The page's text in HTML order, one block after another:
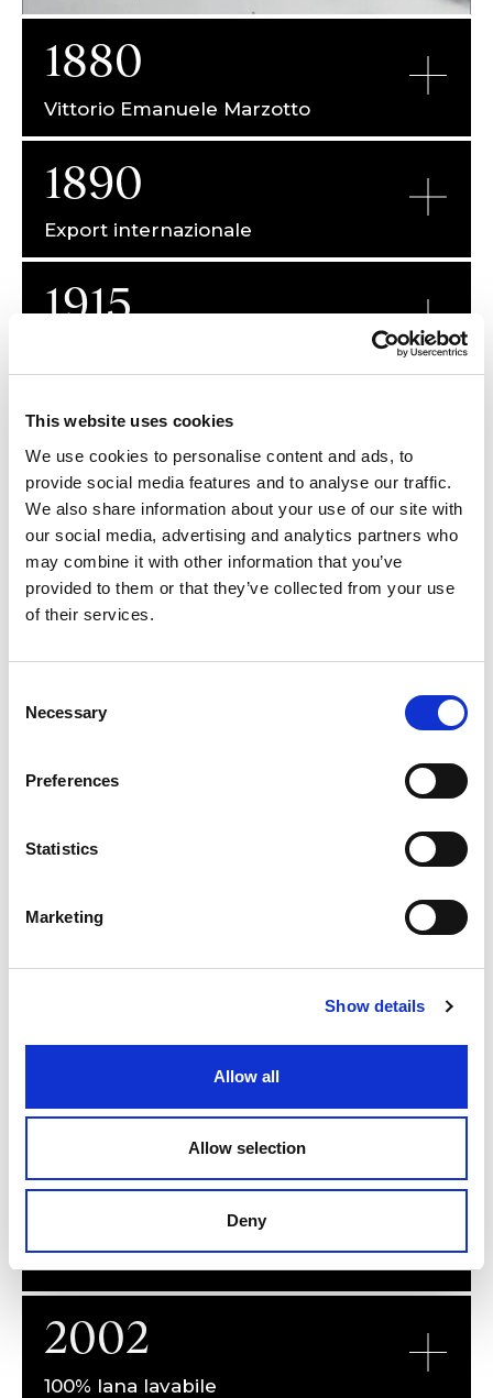
This website uses cookies
We use cookies to personalise content and ads, to
provide social media features and to analyse our traffic.
We also share information about your use of our site with
our social media, advertising and analytics partners who
may combine it with other information that you’ve
provided to them or that they’ve collected from your use
of their services.
Selection
Necessary
Preferences
Statistics
Marketing
Show details
Allow all
Allow selection
Deny
1880
Vittorio Emanuele Marzotto
1890
Export internazionale
1915
1922
Gaetano Jr.
1927
Il treno
1931
3.759 operai
1940
Il decennio
1950
Fondazione, Premio Marzotto, Divisioni
Stretch
2002
100% lana lavabile